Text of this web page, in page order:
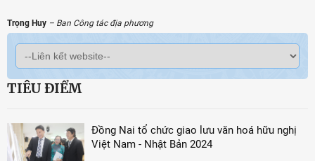
Trọng Huy – Ban Công tác địa phương
TIÊU ĐIỂM
Đồng Nai tổ chức giao lưu văn hoá hữu nghị
Việt Nam - Nhật Bản 2024